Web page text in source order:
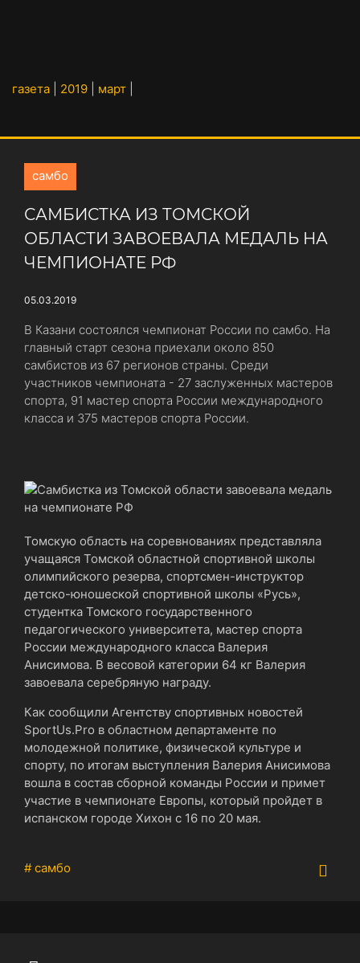
газета 2019 март
самбо
САМБИСТКА ИЗ ТОМСКОЙ
ОБЛАСТИ ЗАВОЕВАЛА МЕДАЛЬ НА
ЧЕМПИОНАТЕ РФ
05.03.2019
В Казани состоялся чемпионат России по самбо. На
главный старт сезона приехали около 850
самбистов из 67 регионов страны. Среди
участников чемпионата - 27 заслуженных мастеров
спорта, 91 мастер спорта России международного
класса и 375 мастеров спорта России.
Томскую область на соревнованиях представляла
учащаяся Томской областной спортивной школы
олимпийского резерва, спортсмен-инструктор
детско-юношеской спортивной школы «Русь»,
студентка Томского государственного
педагогического университета, мастер спорта
России международного класса Валерия
Анисимова. В весовой категории 64 кг Валерия
завоевала серебряную награду.
Как сообщили Агентству спортивных новостей
SportUs.Pro в областном департаменте по
молодежной политике, физической культуре и
спорту, по итогам выступления Валерия Анисимова
вошла в состав сборной команды России и примет
участие в чемпионате Европы, который пройдет в
испанском городе Хихон с 16 по 20 мая.
# самбо